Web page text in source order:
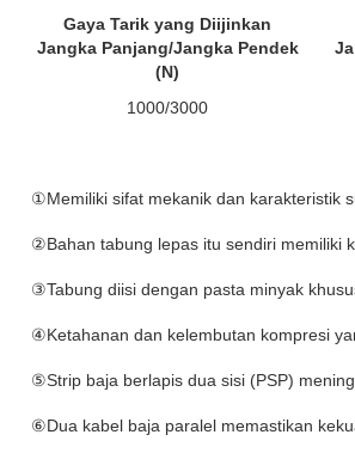
Gaya Tarik yang Diijinkan
Jangka Panjang/Jangka Pendek
(N)
1000/3000
①Memiliki sifat mekanik dan karakteristik
②Bahan tabung lepas itu sendiri memiliki
③Tabung diisi dengan pasta minyak
④Ketahanan dan kelembutan kompresi
⑤Strip baja berlapis dua sisi (PSP)
⑥Dua kabel baja paralel memastikan